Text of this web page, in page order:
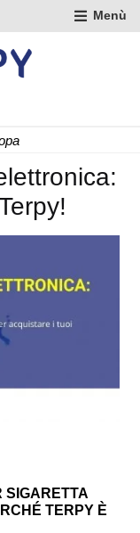
Menù
48 h
SIGARETTA
TERPY È